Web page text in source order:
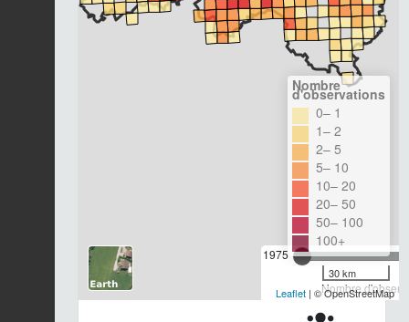
1975
Nombre
Nombre
d'observations
0– 1
1– 2
2– 5
5– 10
10– 20
20– 50
50– 100
100+
30 km
Leaflet | © OpenStreetMap